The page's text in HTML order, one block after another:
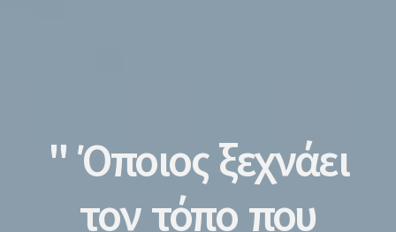
" Όποιος ξεχνάει
τον τόπο που